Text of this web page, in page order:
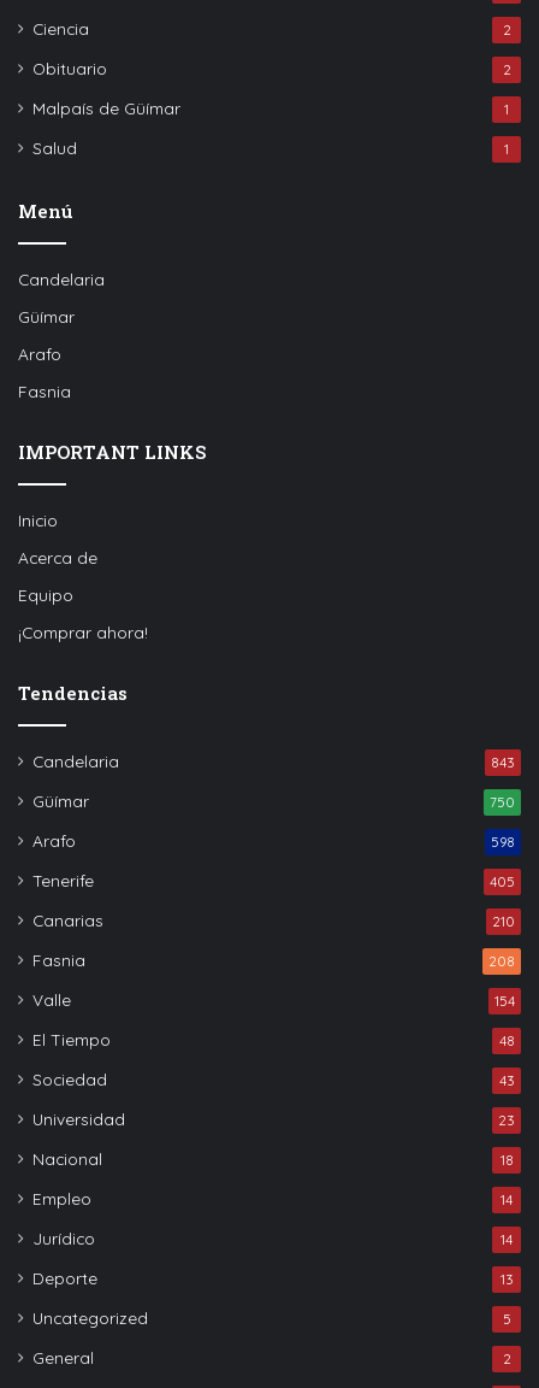
Ciencia 2
Obituario 2
Malpaís de Güímar 1
Salud 1
Menú
Candelaria
Güímar
Arafo
Fasnia
IMPORTANT LINKS
Inicio
Acerca de
Equipo
¡Comprar ahora!
Tendencias
Candelaria 843
Güímar 750
Arafo 598
Tenerife 405
Canarias 210
Fasnia 208
Valle 154
El Tiempo 48
Sociedad 43
Universidad 23
Nacional 18
Empleo 14
Jurídico 14
Deporte 13
Uncategorized 5
General 2